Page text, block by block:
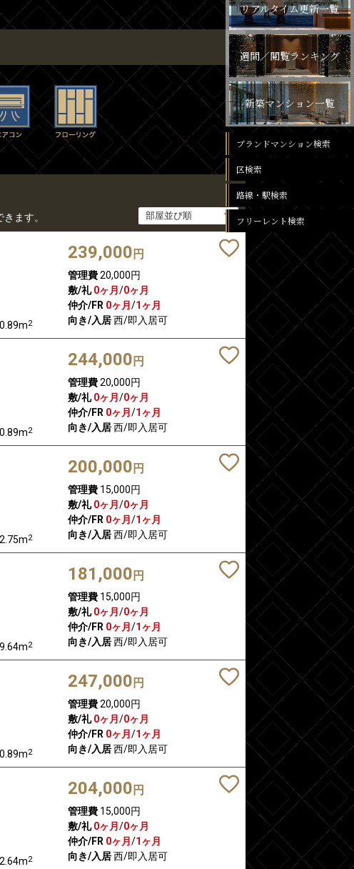
ます。
2
239,000 円
管理費20,000円
敷/礼 0ヶ月/0ヶ月
仲介/FR 0ヶ月/1ヶ月
向き/入居西/即入居可
2
244,000 円
管理費20,000円
敷/礼 0ヶ月/0ヶ月
仲介/FR 0ヶ月/1ヶ月
向き/入居西/即入居可
2
200,000 円
管理費15,000円
敷/礼 0ヶ月/0ヶ月
仲介/FR 0ヶ月/1ヶ月
向き/入居西/即入居可
2
181,000 円
管理費15,000円
敷/礼 0ヶ月/0ヶ月
仲介/FR 0ヶ月/1ヶ月
向き/入居西/即入居可
2
247,000 円
管理費20,000円
敷/礼 0ヶ月/0ヶ月
仲介/FR 0ヶ月/1ヶ月
向き/入居西/即入居可
2
204,000 円
管理費15,000円
敷/礼 0ヶ月/0ヶ月
仲介/FR 0ヶ月/1ヶ月
向き/入居西/即入居可
リアルタイム更新一覧
週間／閲覧ランキング
新築マンション一覧
ブランドマンション検索
区検索
路線・駅検索
フリーレント検索